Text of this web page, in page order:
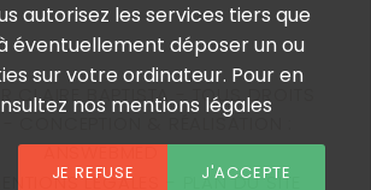
CLAIRE BAPTISTA - TOUS DROITS
- CONCEPTION & RÉALISATION :
ANSWEBMED
MENTIONS LÉGALES PLAN DU SITE
autorisez les services tiers que
éventuellement déposer un ou
sur votre ordinateur. Pour en
nos mentions légales
JE REFUSE J'ACCEPTE